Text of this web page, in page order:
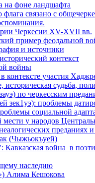
на фоне ландшафта
связано с
Черкесии XV-XVII вв.
пример феодальной
и источники
контекст
войны
участия
судьба,
по черкесским
зек1уэ): проблемы
социальной
мести у народов
преданиях
(Чыжьокъуей)
Кавказская война в
наследию
Алима Кешокова